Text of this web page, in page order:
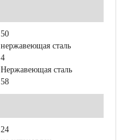
50
нержавеющая сталь
4
Нержавеющая сталь
58
24